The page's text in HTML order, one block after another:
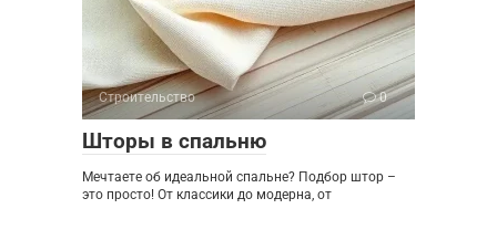
Строительство 0
Шторы в спальню
Мечтаете об идеальной спальне? Подбор штор –
это просто! От классики до модерна, от